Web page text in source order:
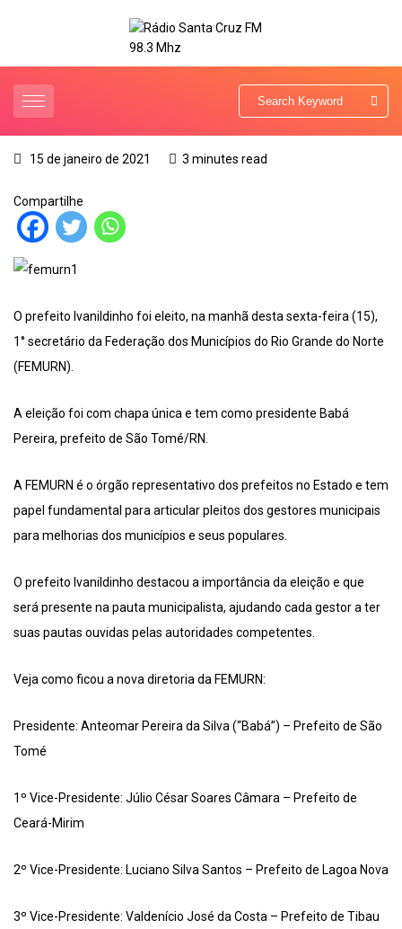
15 de janeiro de 2021 3 minutes read
Compartilhe
O prefeito Ivanildinho foi eleito, na manhã desta sexta-feira (15),
1° secretário da Federação dos Municípios do Rio Grande do Norte
(FEMURN).
A eleição foi com chapa única e tem como presidente Babá
Pereira, prefeito de São Tomé/RN.
A FEMURN é o órgão representativo dos prefeitos no Estado e tem
papel fundamental para articular pleitos dos gestores municipais
para melhorias dos municípios e seus populares.
O prefeito Ivanildinho destacou a importância da eleição e que
será presente na pauta municipalista, ajudando cada gestor a ter
suas pautas ouvidas pelas autoridades competentes.
Veja como ficou a nova diretoria da FEMURN:
Presidente: Anteomar Pereira da Silva (“Babá”) – Prefeito de São
Tomé
1º Vice-Presidente: Júlio César Soares Câmara – Prefeito de
Ceará-Mirim
2º Vice-Presidente: Luciano Silva Santos – Prefeito de Lagoa Nova
3º Vice-Presidente: Valdenício José da Costa – Prefeito de Tibau